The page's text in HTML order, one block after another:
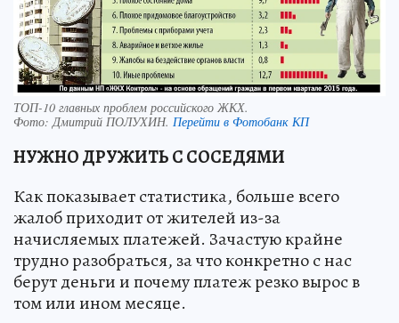
ТОП-10 главных проблем российского ЖКХ.
Фото:Дмитрий ПОЛУХИН. Перейти в Фотобанк КП
НУЖНО ДРУЖИТЬ С СОСЕДЯМИ
Как показывает статистика, больше всего
жалоб приходит от жителей из-за
начисляемых платежей. Зачастую крайне
трудно разобраться, за что конкретно с нас
берут деньги и почему платеж резко вырос в
том или ином месяце.